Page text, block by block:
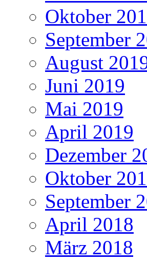
Oktober
September
August
Juni 2019
Mai 2019
April 2019
Dezember
Oktober
September
April 2018
März 2018